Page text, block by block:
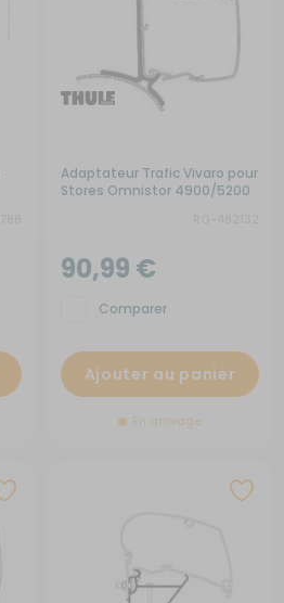
Adaptateur Trafic Vivaro pour
Stores Omnistor 4900/5200
90,99 €
Comparer
Ajouter au panier
En arrivage